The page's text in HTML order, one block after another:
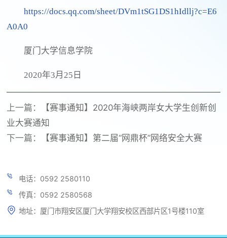
https://docs.qq.com/sheet/DVm1tSG1DS1hIdllj?c=E6
A0A0
厦门大学信息学院
2020年3月25日
上一篇：
【赛事通知】2020年海峡两岸女大学生创新创
业大赛通知
下一篇：
【赛事通知】第二届“网鼎杯”网络安全大赛
电话：0592 2580110
传真：0592 2580568
地址：厦门市翔安区厦门大学翔安校区西部片区1号楼110室